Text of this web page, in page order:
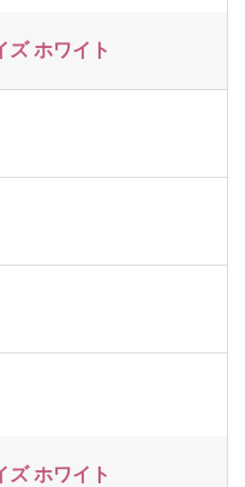
ズ ホワイト
ズ ホワイト